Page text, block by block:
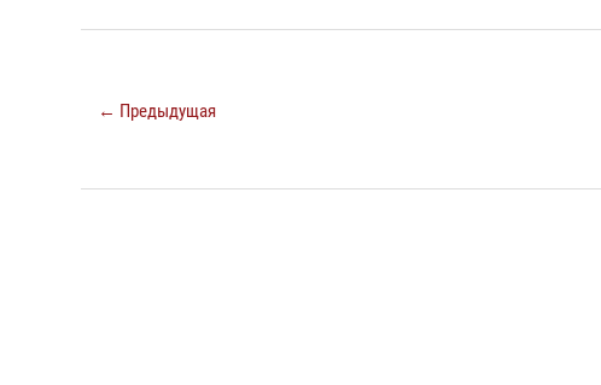
← Предыдущая